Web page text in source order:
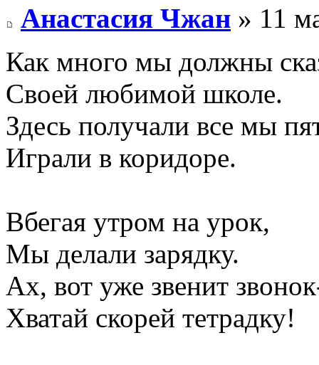
Анастасия Чжан » 11
Как много мы должны
Своей любимой школе.
Здесь получали все мы
Играли в коридоре.
Вбегая утром на урок,
Мы делали зарядку.
Ах, вот уже звенит
Хватай скорей тетрадку!